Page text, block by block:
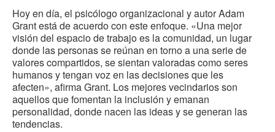
Hoy en día, el psicólogo organizacional y autor Adam
Grant está de acuerdo con este enfoque. «Una mejor
visión del espacio de trabajo es la comunidad, un lugar
donde las personas se reúnan en torno a una serie de
valores compartidos, se sientan valoradas como seres
humanos y tengan voz en las decisiones que les
afecten», afirma Grant. Los mejores vecindarios son
aquellos que fomentan la inclusión y emanan
personalidad, donde nacen las ideas y se generan las
tendencias.